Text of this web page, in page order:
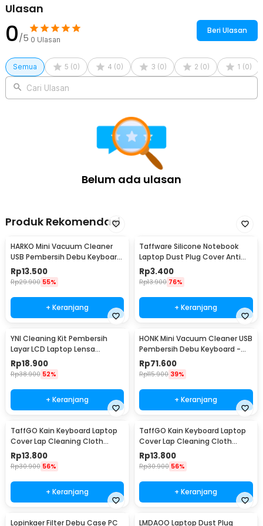
Ulasan
0/5 0 Ulasan
Beri Ulasan
Semua 5 (0) 4 (0) 3 (0) 2 (0) 1 (0)
Cari Ulasan
Belum ada ulasan
Produk Rekomendasi
HARKO Mini Vacuum Cleaner
USB Pembersih Debu Keyboard
Laptop PC - FD-368
Rp13.500
Rp29.900 55%
+ Keranjang
Taffware Silicone Notebook
Laptop Dust Plug Cover Anti
Debu 13 PCS - A1
Rp3.400
Rp13.900 76%
+ Keranjang
YNI Cleaning Kit Pembersih
Layar LCD Laptop Lensa
Kamera - KCL-1016
Rp18.900
Rp38.900 52%
+ Keranjang
HONK Mini Vacuum Cleaner USB
Pembersih Debu Keyboard -
HK-6019
Rp71.600
Rp115.900 39%
+ Keranjang
TaffGO Kain Keyboard Laptop
Cover Lap Cleaning Cloth
Microfiber 13/14 Inch - E-02
Rp13.800
Rp30.900 56%
+ Keranjang
TaffGO Kain Keyboard Laptop
Cover Lap Cleaning Cloth
Microfiber 15/16 Inch - E-02
Rp13.800
Rp30.900 56%
+ Keranjang
Lopinkaer Filter Debu Case PC LMDAOO Laptop Dust Plug